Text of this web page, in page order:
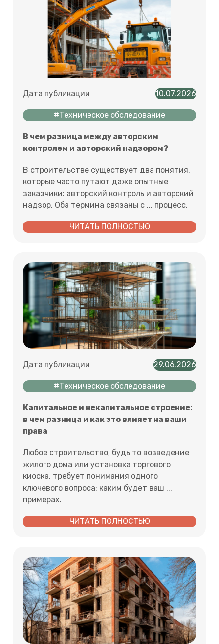
Дата публикации 10.07.2026
#Техническое обследование
В чем разница между авторским
контролем и авторский надзором?
В строительстве существует два понятия,
которые часто путают даже опытные
заказчики: авторский контроль и авторский
надзор. Оба термина связаны с ... процесс.
ЧИТАТЬ ПОЛНОСТЬЮ
Дата публикации 29.06.2026
#Техническое обследование
Капитальное и некапитальное строение:
в чем разница и как это влияет на ваши
права
Любое строительство, будь то возведение
жилого дома или установка торгового
киоска, требует понимания одного
ключевого вопроса: каким будет ваш ...
примерах.
ЧИТАТЬ ПОЛНОСТЬЮ